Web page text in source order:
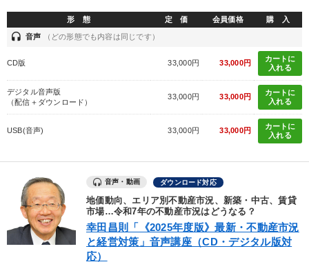
【最新刊】精神科医・和田秀樹の「老いない力」＋健康な社長と
会社をつくる厳選講話
社員が自律的に動き出す組織づくり
2025年夏季全国経営者セミナー収録講演ＣＤ・講演ＤＶＤ・デジ
タル版（音声／動画ストリーミング・ダウンロード）
「利上げ時代の最新・銀行対策」＋「不動産市況予測」＋「市場
業種
卸売・小売・飲食業 建設・不動産業
形 態 定 価 会員価格 購 入
headset 音声 （どの形態でも内容は同じです）
CD版 33,000円 33,000円
カートに
入れる
デジタル音声版
（配信＋ダウンロード）
33,000円 33,000円
カートに
入れる
USB(音声) 33,000円 33,000円
カートに
入れる
音声・動画 ダウンロード対応
地価動向、エリア別不動産市況、新築・中古、賃貸
市場…令和7年の不動産市況はどうなる？
幸田昌則「《2025年度版》最新・不動産市況
と経営対策」音声講座（CD・デジタル版対
応）